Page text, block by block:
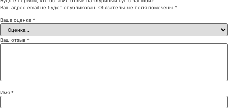
Ваш адрес email не будет опубликован. Обязательные поля помечены *
Ваша оценка *
Ваш отзыв *
Имя *